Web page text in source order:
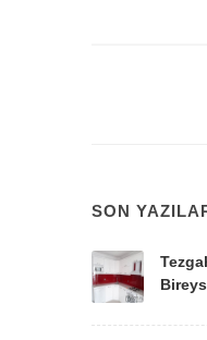
SON